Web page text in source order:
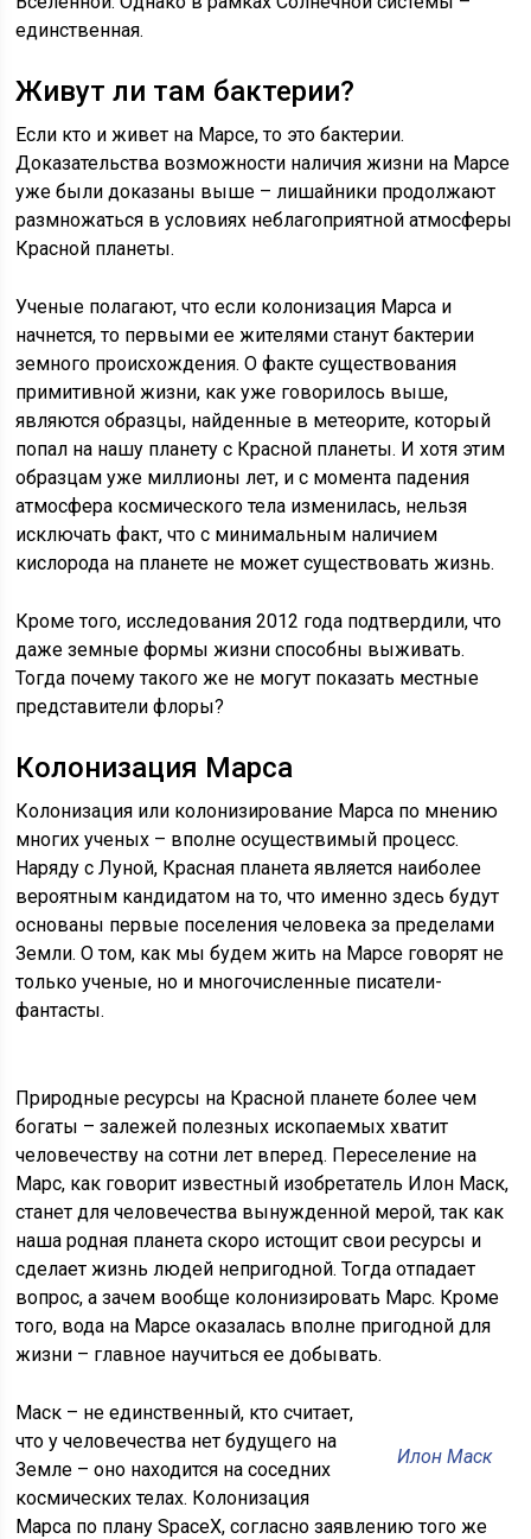
единственная.
Живут ли там бактерии?
Если кто и живет на Марсе, то это бактерии.
Доказательства возможности наличия жизни на Марсе
уже были доказаны выше – лишайники продолжают
размножаться в условиях неблагоприятной атмосферы
Красной планеты.
Ученые полагают, что если колонизация Марса и
начнется, то первыми ее жителями станут бактерии
земного происхождения. О факте существования
примитивной жизни, как уже говорилось выше,
являются образцы, найденные в метеорите, который
попал на нашу планету с Красной планеты. И хотя этим
образцам уже миллионы лет, и с момента падения
атмосфера космического тела изменилась, нельзя
исключать факт, что с минимальным наличием
кислорода на планете не может существовать жизнь.
Кроме того, исследования 2012 года подтвердили, что
даже земные формы жизни способны выживать.
Тогда почему такого же не могут показать местные
представители флоры?
Колонизация Марса
Колонизация или колонизирование Марса по мнению
многих ученых – вполне осуществимый процесс.
Наряду с Луной, Красная планета является наиболее
вероятным кандидатом на то, что именно здесь будут
основаны первые поселения человека за пределами
Земли. О том, как мы будем жить на Марсе говорят не
только ученые, но и многочисленные писатели-
фантасты.
Природные ресурсы на Красной планете более чем
богаты – залежей полезных ископаемых хватит
человечеству на сотни лет вперед. Переселение на
Марс, как говорит известный изобретатель Илон Маск,
станет для человечества вынужденной мерой, так как
наша родная планета скоро истощит свои ресурсы и
сделает жизнь людей непригодной. Тогда отпадает
вопрос, а зачем вообще колонизировать Марс. Кроме
того, вода на Марсе оказалась вполне пригодной для
жизни – главное научиться ее добывать.
Илон Маск
Маск – не единственный, кто считает,
что у человечества нет будущего на
Земле – оно находится на соседних
космических телах. Колонизация
Марса по плану SpaceX, согласно заявлению того же